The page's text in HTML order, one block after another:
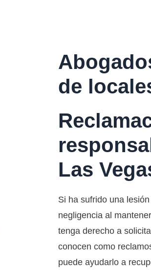
de
Las
Si ha sufrido una
negligencia al
tenga derecho a
conocen como
puede ayudarlo a